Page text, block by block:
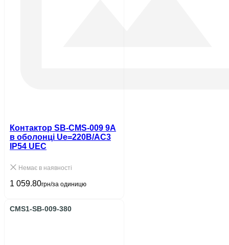
Контактор SB-CMS-009 9A
в оболонці Ue=220В/АС3
IP54 UEC
Немає в наявності
1 059.80грн/за одиницю
CMS1-SB-009-380